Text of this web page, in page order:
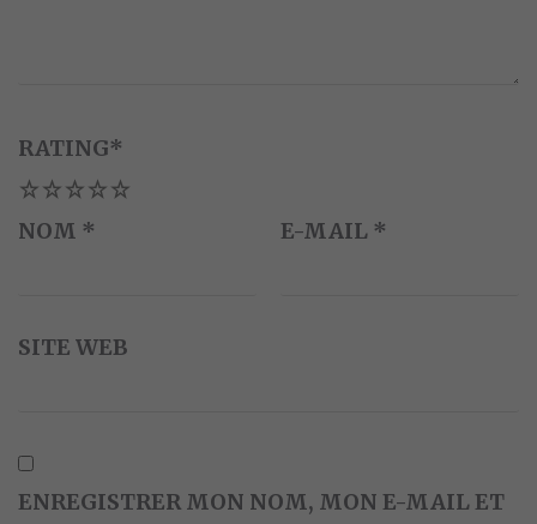
RATING*
5
4
3
2
NOM * E-MAIL *
SITE WEB
ENREGISTRER MON NOM, MON E-MAIL ET